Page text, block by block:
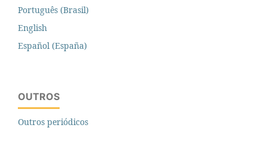
Português (Brasil)
English
Español (España)
OUTROS
Outros periódicos